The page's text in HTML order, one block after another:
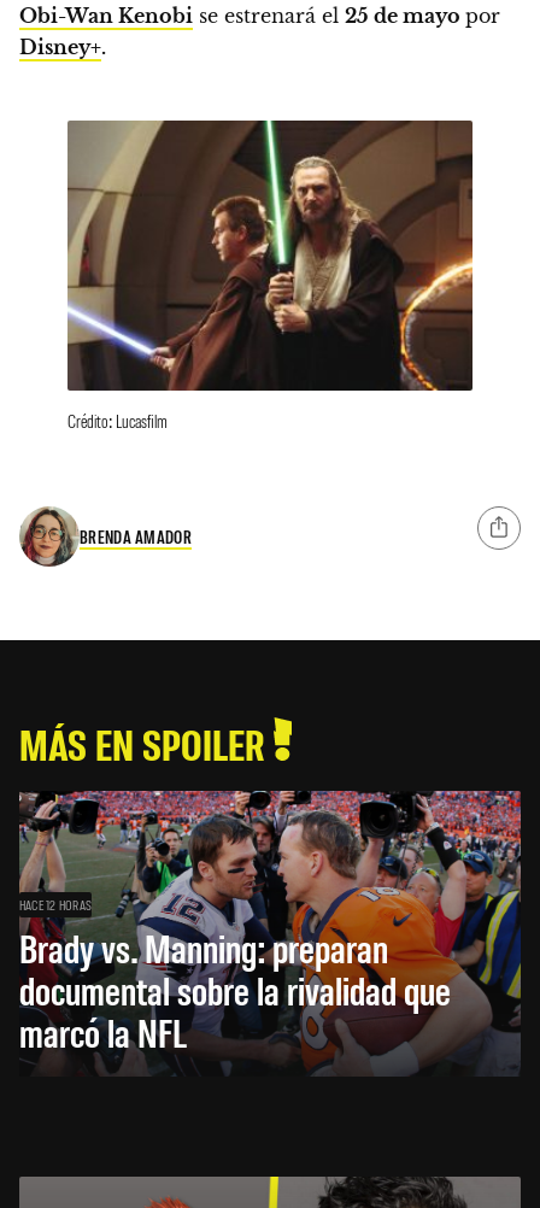
Obi-Wan Kenobi se estrenará el 25 de mayo por
Disney+.
Crédito: Lucasfilm
BRENDA AMADOR
MÁS EN SPOILER
HACE 12 HORAS
Brady vs. Manning: preparan
documental sobre la rivalidad que
marcó la NFL